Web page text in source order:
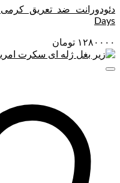
– سیکلوهگزاسیلوکسان
– عصاره برگ آلوئه‌ورا
– بنزیل الکل
– دی پروپیلن گلیکول
– پولوکسامر ۱۸۲
– آلانتوئین
– تری پتاسیم EDTA
Days
۱۲۸۰۰۰۰ تومان